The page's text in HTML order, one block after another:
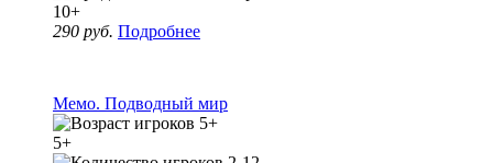
10+
290 руб. Подробнее
Мемо. Подводный мир
5+